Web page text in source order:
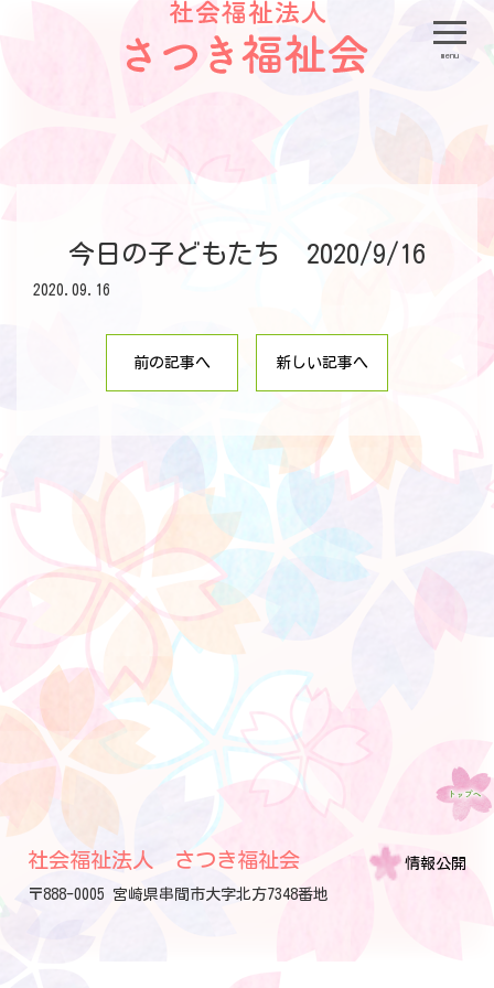
menu
今日の子どもたち 2020/9/16
2020.09.16
前の記事へ 新しい記事へ
社会福祉法人 さつき福祉会
〒888-0005 宮崎県串間市大字北方7348番地
情報公開